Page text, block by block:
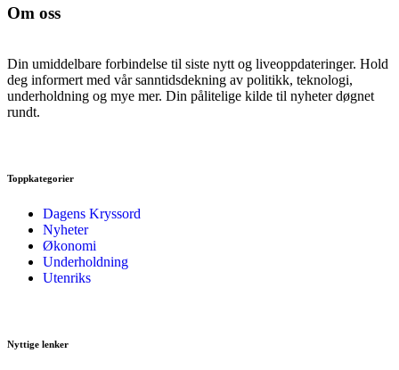
Om oss
Din umiddelbare forbindelse til siste nytt og liveoppdateringer. Hold
deg informert med vår sanntidsdekning av politikk, teknologi,
underholdning og mye mer. Din pålitelige kilde til nyheter døgnet
rundt.
Toppkategorier
Dagens Kryssord
Nyheter
Økonomi
Underholdning
Utenriks
Nyttige lenker